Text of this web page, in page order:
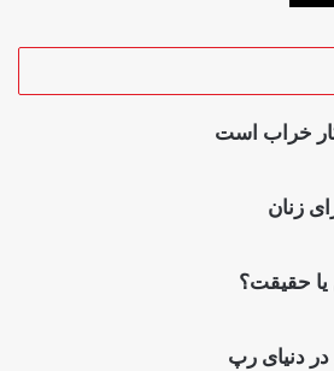
خراب است
زنان
حقیقت؟
در دنیای رپ